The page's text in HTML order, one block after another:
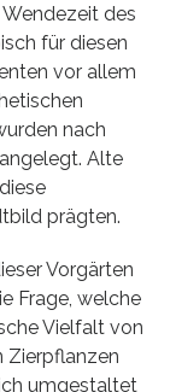
des
für diesen
vor allem
nach
Alte
prägten.
Vorgärten
Frage, welche
Vielfalt von
Zierpflanzen
umgestaltet